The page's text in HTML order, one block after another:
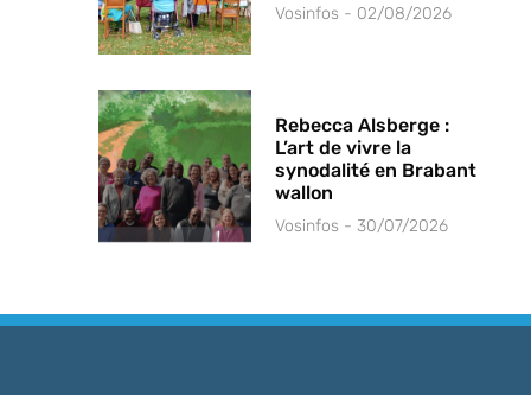
Vosinfos 02/08/2026
Rebecca Alsberge :
L’art de vivre la
synodalité en Brabant
wallon
Vosinfos 30/07/2026